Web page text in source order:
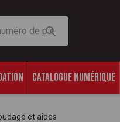
CATALOGUE NUMÉRIQUE
et aides